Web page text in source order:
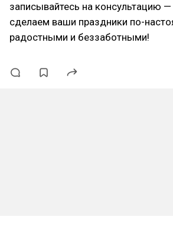
записывайтесь на консультацию
сделаем ваши праздники по-
радостными и беззаботными!